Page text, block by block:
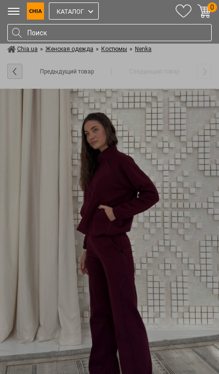
КАТАЛОГ
0
Chia.ua » Женская одежда » Костюмы » Nenka
Предыдущий товар